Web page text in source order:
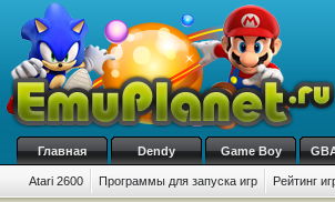
Главная Dendy Game Boy
Atari 2600 Программы для запуска игр Рейтинг